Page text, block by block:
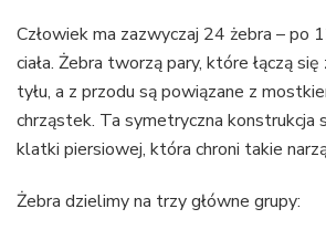
Człowiek ma zazwyczaj 24 żebra – po
ciała. Żebra tworzą pary, które łączą
tyłu, a z przodu są powiązane z
chrząstek. Ta symetryczna konstrukcja
klatki piersiowej, która chroni takie
Żebra dzielimy na trzy główne grupy: